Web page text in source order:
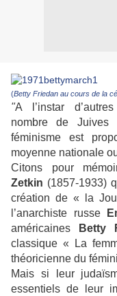
(Betty Friedan au cours de la
"A l’instar
nombre de Juives
féminisme est
moyenne nationale
Citons pour
Zetkin (1857-1933)
création de « la
l’anarchiste russe
américaines
Betty
classique « La
théoricienne du
Mais si leur
essentiels de leur